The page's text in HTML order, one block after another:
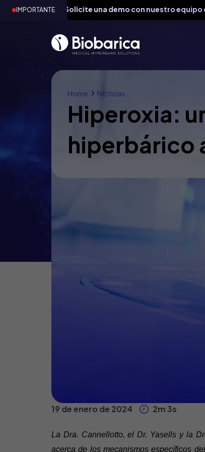
IMPORTANTE
- Solicite una demo con nuestro equipo de
Home Noticias
Hiperoxia:
hiperbárico
19 de enero de 2024 2m 3s
La Dra. Cannellotto, el Dr. Yasells y la
acerca de los mecanismos específicos